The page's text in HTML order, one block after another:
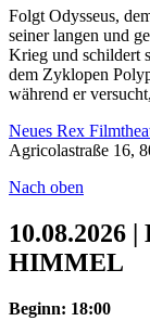
Folgt Odysseus,
seiner langen und
Krieg und schildert
dem Zyklopen
während er
Neues Rex
Agricolastraße 16,
Nach oben
10.08.2026
HIMMEL
Beginn: 18:00